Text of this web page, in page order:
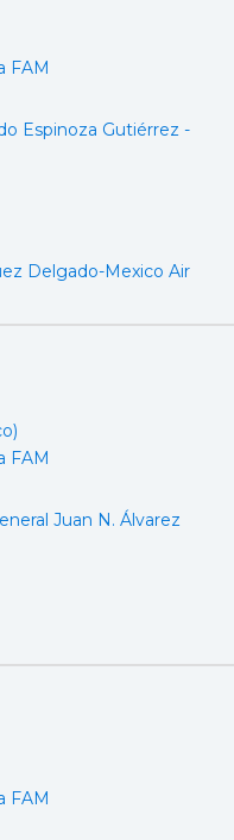
FAM
Espinoza Gutiérrez -
Delgado-Mexico Air
FAM
Juan N. Álvarez
FAM